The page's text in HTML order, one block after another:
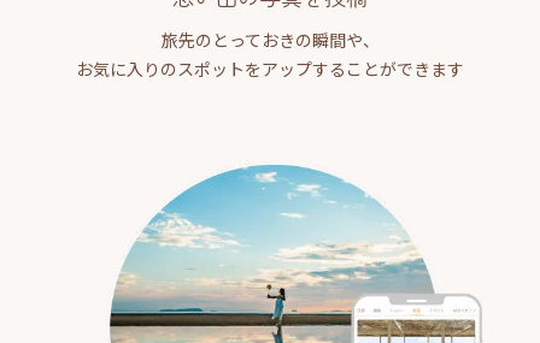
旅先のとっておきの瞬間や、
お気に入りのスポットをアップすることができます